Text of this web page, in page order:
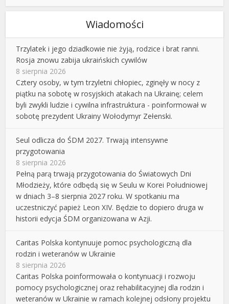
Wiadomości
Trzylatek i jego dziadkowie nie żyją, rodzice i brat ranni.
Rosja znowu zabija ukraińskich cywilów
8 sierpnia 2026
Cztery osoby, w tym trzyletni chłopiec, zginęły w nocy z
piątku na sobotę w rosyjskich atakach na Ukrainę; celem
byli zwykli ludzie i cywilna infrastruktura - poinformował w
sobotę prezydent Ukrainy Wołodymyr Zełenski.
Seul odlicza do ŚDM 2027. Trwają intensywne
przygotowania
8 sierpnia 2026
Pełną parą trwają przygotowania do Światowych Dni
Młodzieży, które odbędą się w Seulu w Korei Południowej
w dniach 3–8 sierpnia 2027 roku. W spotkaniu ma
uczestniczyć papież Leon XIV. Będzie to dopiero druga w
historii edycja ŚDM organizowana w Azji.
Caritas Polska kontynuuje pomoc psychologiczną dla
rodzin i weteranów w Ukrainie
8 sierpnia 2026
Caritas Polska poinformowała o kontynuacji i rozwoju
pomocy psychologicznej oraz rehabilitacyjnej dla rodzin i
weteranów w Ukrainie w ramach kolejnej odsłony projektu